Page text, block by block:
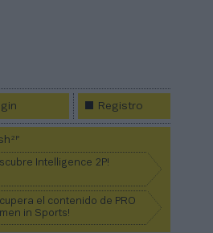
Registro
2P
Intelligence 2P!
el contenido de PRO
in Sports!